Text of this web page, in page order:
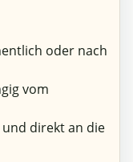
oder nach
vom
und direkt an die